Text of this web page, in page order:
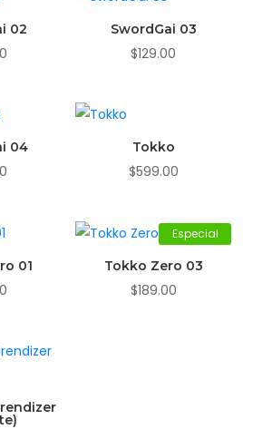
02 SwordGai 03
$129.00
04 Tokko
$599.00
01
Especial
Tokko Zero 03
$189.00